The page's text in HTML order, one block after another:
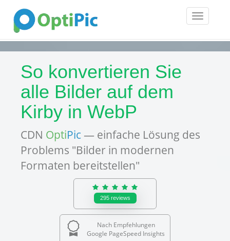
Toggle
So konvertieren Sie
alle Bilder auf dem
Kirby in WebP
CDN OptiPic — einfache Lösung des
Problems "Bilder in modernen
Formaten bereitstellen"
295 reviews
Nach Empfehlungen
Google PageSpeed Insights